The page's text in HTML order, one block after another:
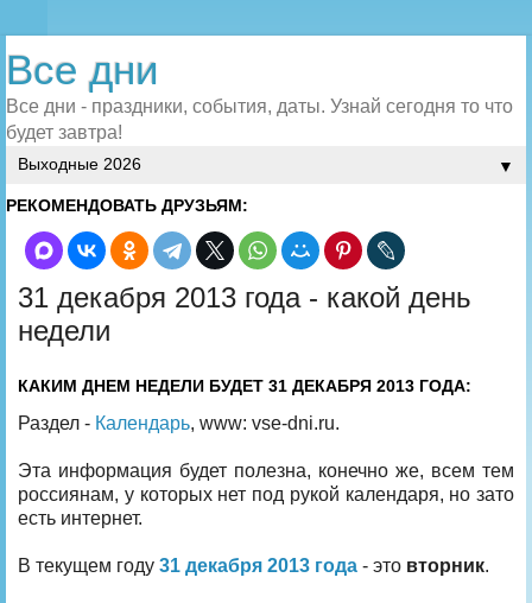
Все дни
Все дни - праздники, события, даты. Узнай сегодня то что
будет завтра!
▼
РЕКОМЕНДОВАТЬ ДРУЗЬЯМ:
31 декабря 2013 года - какой день
недели
КАКИМ ДНЕМ НЕДЕЛИ БУДЕТ 31 ДЕКАБРЯ 2013 ГОДА:
Раздел - Календарь, www: vse-dni.ru.
Эта информация будет полезна, конечно же, всем тем
россиянам, у которых нет под рукой календаря, но зато
есть интернет.
В текущем году 31 декабря 2013 года - это вторник.